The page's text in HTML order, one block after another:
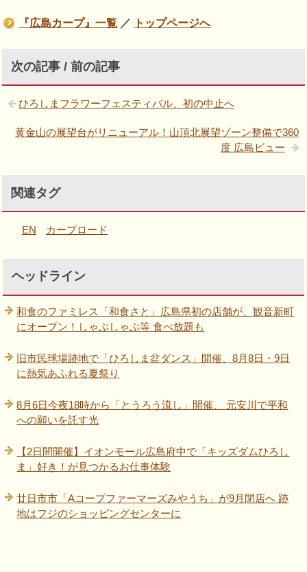
『広島カープ』一覧 ／ トップページへ
次の記事 / 前の記事
ひろしまフラワーフェスティバル、初の中止へ
黄金山の展望台がリニューアル！山頂北展望ゾーン整備で360
度 広島ビュー
関連タグ
EN カープロード
ヘッドライン
和食のファミレス「和食さと」広島県初の店舗が、観音新町
にオープン！しゃぶしゃぶ等 食べ放題も
旧市民球場跡地で「ひろしま盆ダンス」開催、8月8日・9日
に熱気あふれる夏祭り
8月6日今夜18時から「とうろう流し」開催、 元安川で平和
への願いを託す光
【2日間開催】イオンモール広島府中で「キッズダムひろし
ま」好き！が見つかるお仕事体験
廿日市市「Aコープファーマーズみやうち」が9月閉店へ 跡
地はフジのショッピングセンターに